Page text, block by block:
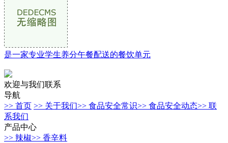
是一家专业学生养分午餐配送的餐饮单元
欢迎与我们联系
导航
>> 首页 >> 关于我们>> 食品安全常识>> 食品安全动态>> 联
系我们
产品中心
>> 辣椒>> 香辛料